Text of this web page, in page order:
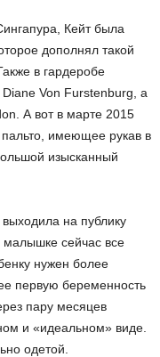
Кейт была
дополнял такой
в гардеробе
Diane Von Furstenburg, а
А вот в марте 2015
имеющее рукав в
изысканный
на публику
малышке сейчас все
нужен более
первую беременность
пару месяцев
и «идеальном» виде.
одетой.